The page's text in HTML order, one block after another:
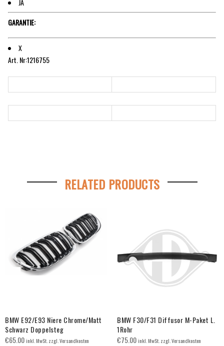
JA
GARANTIE:
X
Art. Nr:1216755
RELATED PRODUCTS
BMW E92/E93 Niere Chrome/Matt
Schwarz Doppelsteg
€65.00inkl. MwSt. zzgl. Versandkosten
BMW F30/F31 Diffusor M-Paket L.
1Rohr
€75.00inkl. MwSt. zzgl. Versandkosten